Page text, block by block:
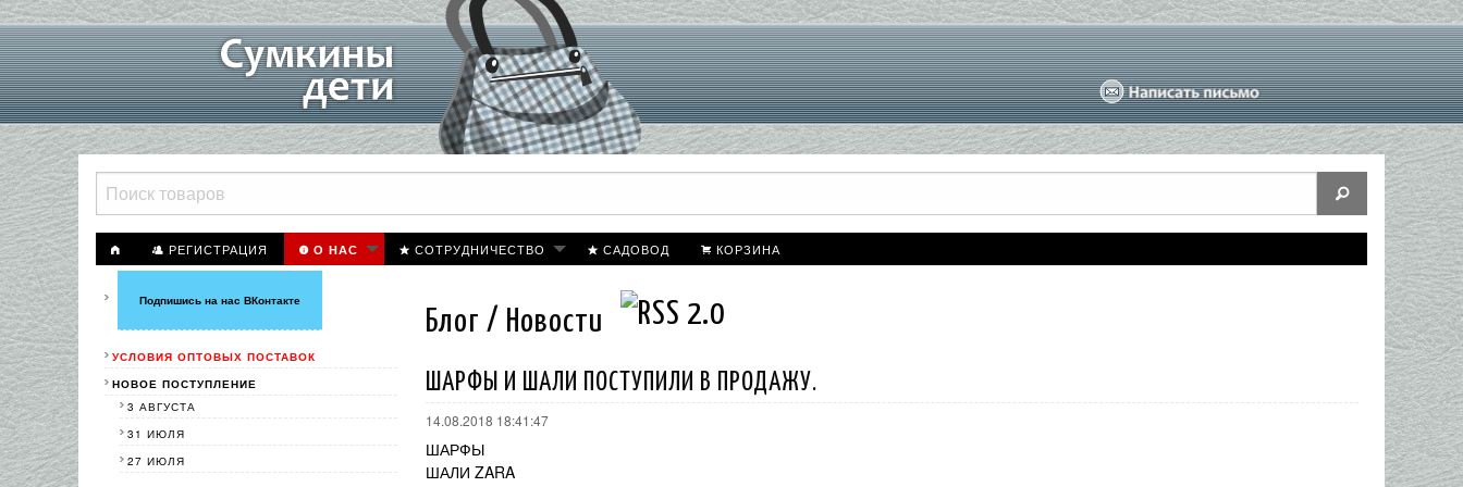
РЕГИСТРАЦИЯ О НАС СОТРУДНИЧЕСТВО САДОВОД КОРЗИНА
Блог / Новости
ШАРФЫ И ШАЛИ ПОСТУПИЛИ В ПРОДАЖУ.
14.08.2018 18:41:47
ШАРФЫ
ШАЛИ ZARA
Подпишись на нас ВКонтакте
УСЛОВИЯ ОПТОВЫХ ПОСТАВОК
НОВОЕ ПОСТУПЛЕНИЕ
3 АВГУСТА
31 ИЮЛЯ
27 ИЮЛЯ